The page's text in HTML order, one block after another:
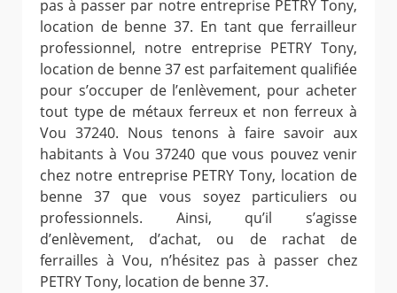
pas à passer par notre entreprise PETRY Tony,
location de benne 37. En tant que ferrailleur
professionnel, notre entreprise PETRY Tony,
location de benne 37 est parfaitement qualifiée
pour s’occuper de l’enlèvement, pour acheter
tout type de métaux ferreux et non ferreux à
Vou 37240. Nous tenons à faire savoir aux
habitants à Vou 37240 que vous pouvez venir
chez notre entreprise PETRY Tony, location de
benne 37 que vous soyez particuliers ou
professionnels. Ainsi, qu’il s’agisse
d’enlèvement, d’achat, ou de rachat de
ferrailles à Vou, n’hésitez pas à passer chez
PETRY Tony, location de benne 37.